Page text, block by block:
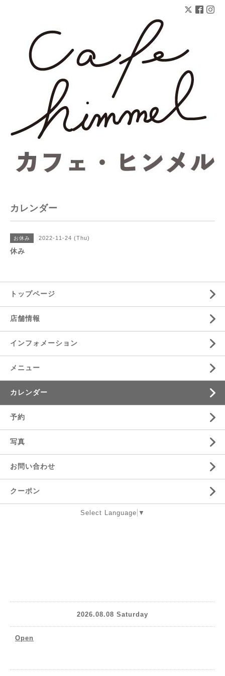
カレンダー
お休み 2022-11-24 (Thu)
休み
トップページ
店舗情報
インフォメーション
メニュー
カレンダー
予約
写真
お問い合わせ
クーポン
Select Language ▼
2026.08.08 Saturday
Open